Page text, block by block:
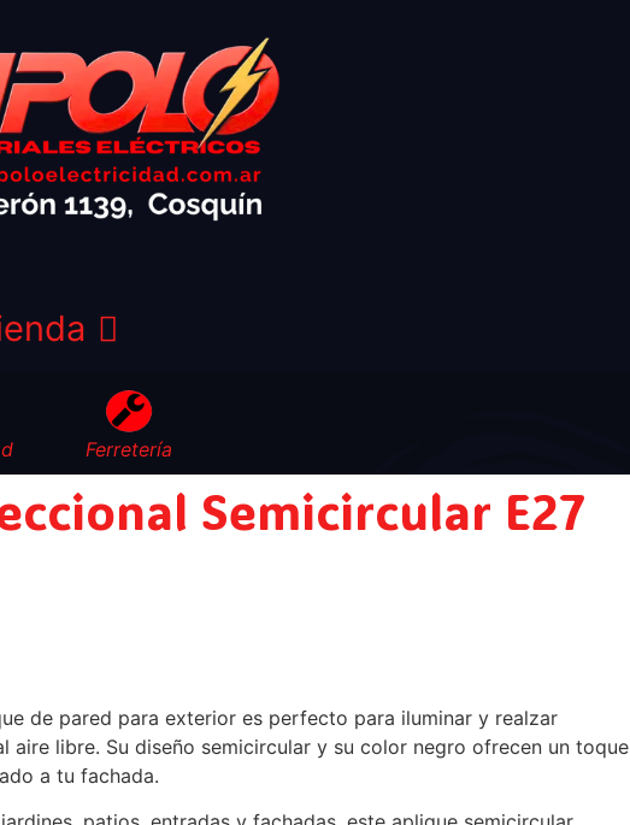
Ferretería
Semicircular E27
de pared para exterior es perfecto para iluminar y realzar
aire libre. Su diseño semicircular y su color negro ofrecen un toque
a tu fachada.